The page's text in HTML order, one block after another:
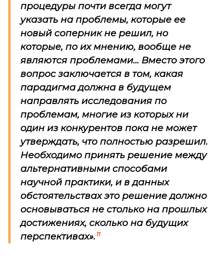
процедуры почти всегда могут
указать на проблемы, которые ее
новый соперник не решил, но
которые, по их мнению, вообще не
являются проблемами... Вместо этого
вопрос заключается в том, какая
парадигма должна в будущем
направлять исследования по
проблемам, многие из которых ни
один из конкурентов пока не может
утверждать, что полностью разрешил.
Необходимо принять решение между
альтернативными способами
научной практики, и в данных
обстоятельствах это решение должно
основываться не столько на прошлых
достижениях, сколько на будущих
перспективах». 11